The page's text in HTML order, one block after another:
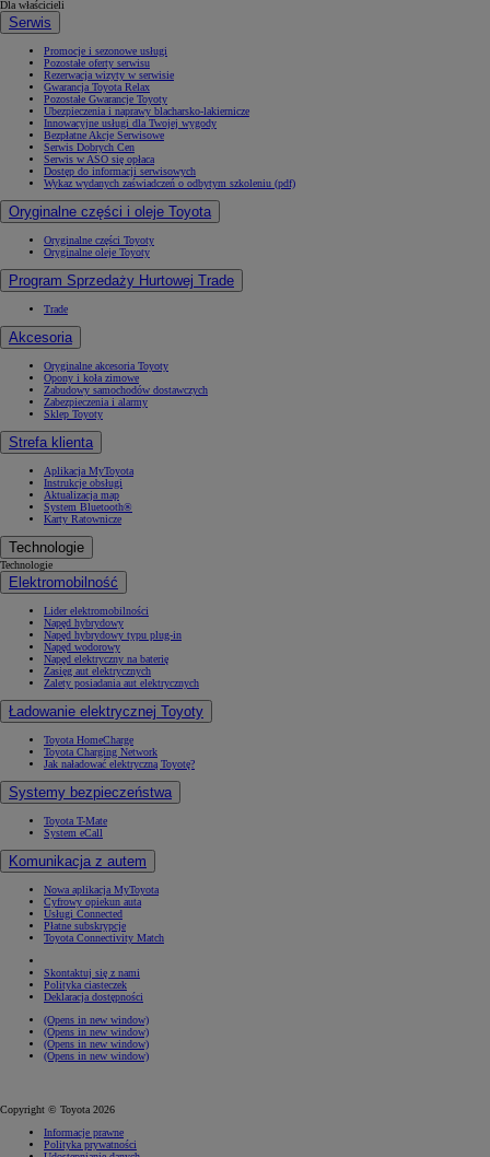
Dla właścicieli
Serwis
Promocje i sezonowe usługi
Pozostałe oferty serwisu
Rezerwacja wizyty w serwisie
Gwarancja Toyota Relax
Pozostałe Gwarancje Toyoty
Ubezpieczenia i naprawy blacharsko-lakiernicze
Innowacyjne usługi dla Twojej wygody
Bezpłatne Akcje Serwisowe
Serwis Dobrych Cen
Serwis w ASO się opłaca
Dostęp do informacji serwisowych
Wykaz wydanych zaświadczeń o odbytym szkoleniu (pdf)
Oryginalne części i oleje Toyota
Oryginalne części Toyoty
Oryginalne oleje Toyoty
Program Sprzedaży Hurtowej Trade
Trade
Akcesoria
Oryginalne akcesoria Toyoty
Opony i koła zimowe
Zabudowy samochodów dostawczych
Zabezpieczenia i alarmy
Sklep Toyoty
Strefa klienta
Aplikacja MyToyota
Instrukcje obsługi
Aktualizacja map
System Bluetooth®
Karty Ratownicze
Technologie
Technologie
Elektromobilność
Lider elektromobilności
Napęd hybrydowy
Napęd hybrydowy typu plug-in
Napęd wodorowy
Napęd elektryczny na baterię
Zasięg aut elektrycznych
Zalety posiadania aut elektrycznych
Ładowanie elektrycznej Toyoty
Toyota HomeCharge
Toyota Charging Network
Jak naładować elektryczną Toyotę?
Systemy bezpieczeństwa
Toyota T-Mate
System eCall
Komunikacja z autem
Nowa aplikacja MyToyota
Cyfrowy opiekun auta
Usługi Connected
Płatne subskrypcje
Toyota Connectivity Match
Skontaktuj się z nami
Polityka ciasteczek
Deklaracja dostępności
(Opens in new window)
(Opens in new window)
(Opens in new window)
(Opens in new window)
Copyright © Toyota 2026
Informacje prawne
Polityka prywatności